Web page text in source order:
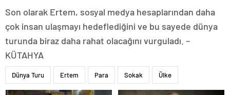
Son olarak Ertem, sosyal medya hesaplarından daha
çok insan ulaşmayı hedeflediğini ve bu sayede dünya
turunda biraz daha rahat olacağını vurguladı. –
KÜTAHYA
Dünya Turu Ertem Para Sokak Ülke